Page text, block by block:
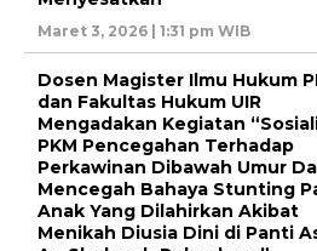
Maret 3, 2026 | 1:31 pm WIB
Dosen Magister Ilmu Hukum
dan Fakultas Hukum UIR
Mengadakan Kegiatan
PKM Pencegahan Terhadap
Perkawinan Dibawah Umur
Mencegah Bahaya Stunting
Anak Yang Dilahirkan Akibat
Menikah Diusia Dini di Panti